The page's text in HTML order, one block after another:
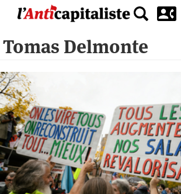
principal
Tomas Delmonte